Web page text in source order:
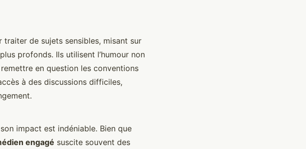
de sujets sensibles, misant sur
profonds. Ils utilisent l’humour non
en question les conventions
à des discussions difficiles,
impact est indéniable. Bien que
engagé suscite souvent des